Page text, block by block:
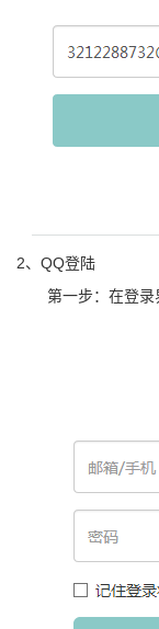
2、QQ登陆
第一步：在登录